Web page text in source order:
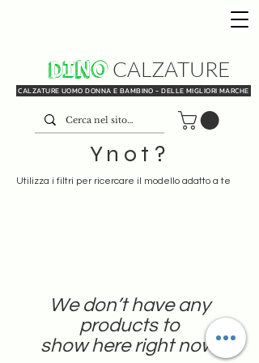
DINO
CALZATURE UOMO DONNA E BAMBINO - DELLE MIGLIORI MARCHE
CALZATURE
Ynot?
Utilizza i filtri per ricercare il modello adatto a te
We don’t have any
products to
show here right now.